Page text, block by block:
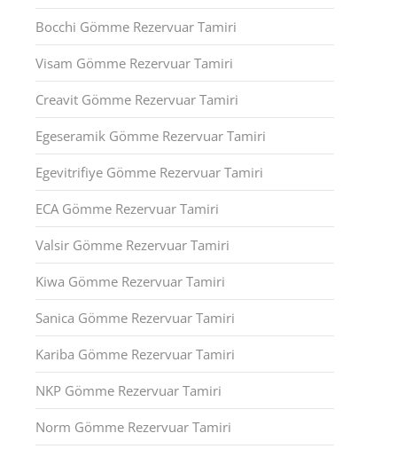
Bocchi Gömme Rezervuar Tamiri
Visam Gömme Rezervuar Tamiri
Creavit Gömme Rezervuar Tamiri
Egeseramik Gömme Rezervuar Tamiri
Egevitrifiye Gömme Rezervuar Tamiri
ECA Gömme Rezervuar Tamiri
Valsir Gömme Rezervuar Tamiri
Kiwa Gömme Rezervuar Tamiri
Sanica Gömme Rezervuar Tamiri
Kariba Gömme Rezervuar Tamiri
NKP Gömme Rezervuar Tamiri
Norm Gömme Rezervuar Tamiri